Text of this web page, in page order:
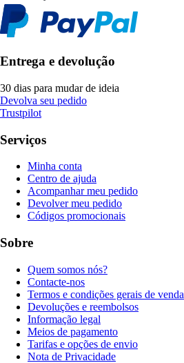
Entrega e devolução
30 dias para mudar de ideia
Devolva seu pedido
Trustpilot
Serviços
Minha conta
Centro de ajuda
Acompanhar meu pedido
Devolver meu pedido
Códigos promocionais
Sobre
Quem somos nós?
Contacte-nos
Termos e condições gerais de venda
Devoluções e reembolsos
Informação legal
Meios de pagamento
Tarifas e opções de envio
Nota de Privacidade